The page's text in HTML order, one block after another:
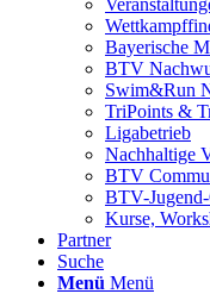
Bayerische
BTV
Swim&Run
TriPoints &
Ligabetrieb
Nachhaltige
BTV
BTV-
Kurse,
Partner
Suche
Menü Menü